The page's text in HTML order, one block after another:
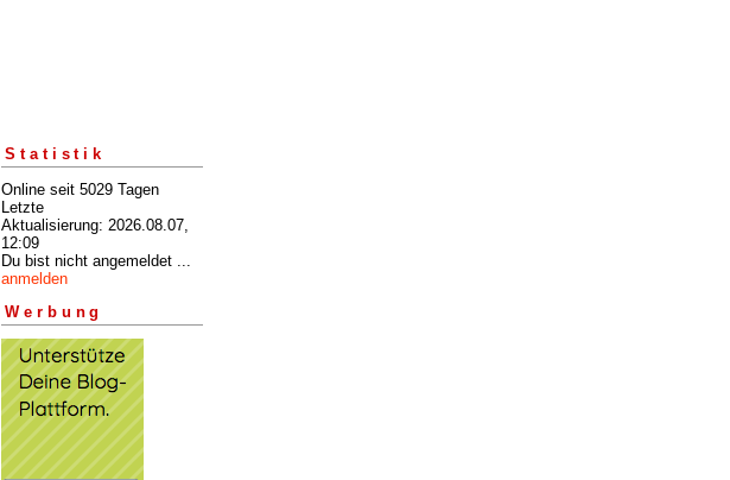
Statistik
Online seit 5029 Tagen
Letzte
Aktualisierung: 2026.08.07,
12:09
Du bist nicht angemeldet ...
anmelden
Werbung